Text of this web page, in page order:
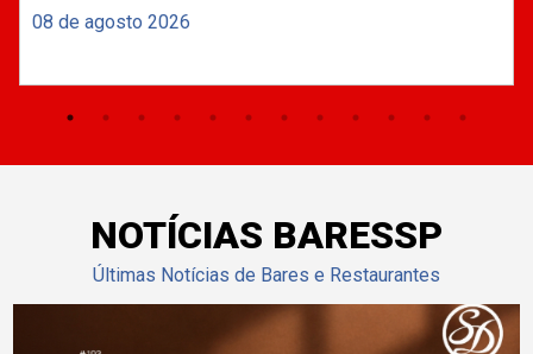
08 de agosto 2026
NOTÍCIAS BARESSP
Últimas Notícias de Bares e Restaurantes